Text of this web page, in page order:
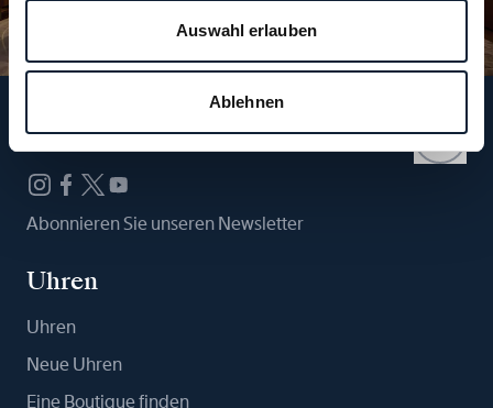
Auswahl erlauben
Ablehnen
Folgen Sie uns
Abonnieren Sie unseren Newsletter
Uhren
Uhren
Neue Uhren
Eine Boutique finden